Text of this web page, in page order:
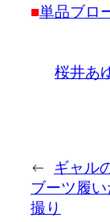
■単品ブロ
桜井あ
← ギャル
ブーツ履
撮り